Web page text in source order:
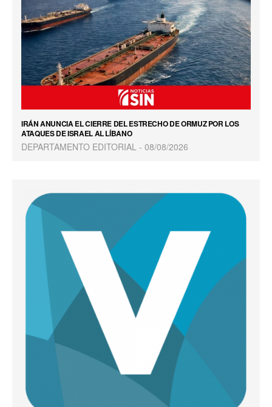
IRÁN ANUNCIA EL CIERRE DEL ESTRECHO DE ORMUZ POR LOS
ATAQUES DE ISRAEL AL LÍBANO
DEPARTAMENTO EDITORIAL 08/08/2026